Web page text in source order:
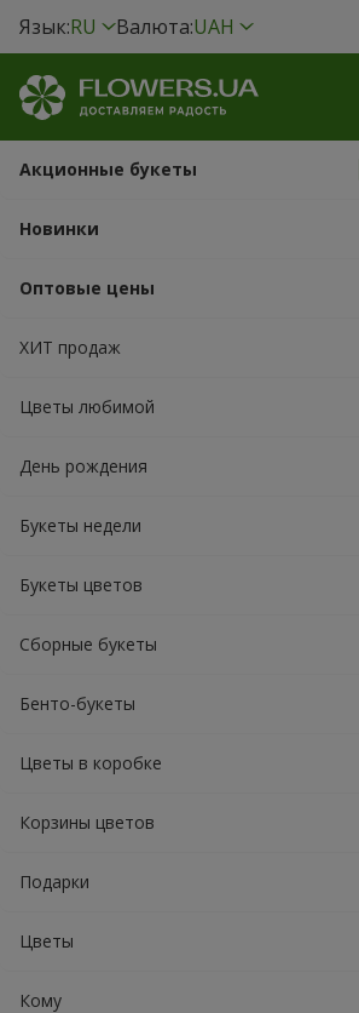
Язык:RU Валюта:UAH
Акционные букеты
Новинки
Оптовые цены
ХИТ продаж
Цветы любимой
День рождения
Букеты недели
Букеты цветов
Сборные букеты
Бенто-букеты
Цветы в коробке
Корзины цветов
Подарки
Цветы
Кому